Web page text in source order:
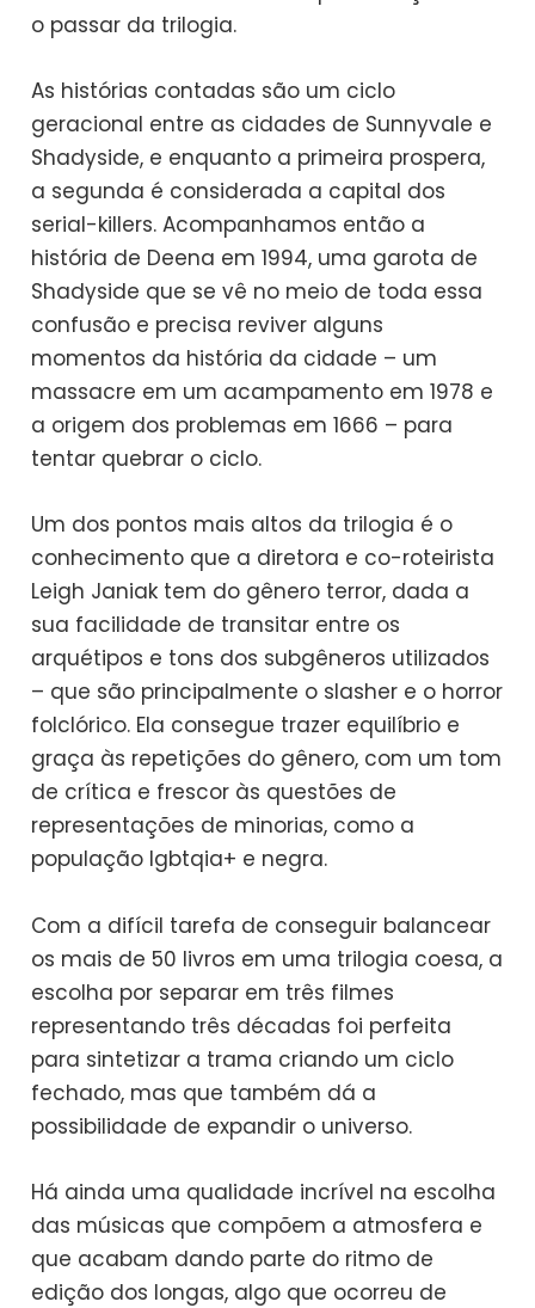
o passar da trilogia.
As histórias contadas são um ciclo
geracional entre as cidades de Sunnyvale e
Shadyside, e enquanto a primeira prospera,
a segunda é considerada a capital dos
serial-killers. Acompanhamos então a
história de Deena em 1994, uma garota de
Shadyside que se vê no meio de toda essa
confusão e precisa reviver alguns
momentos da história da cidade – um
massacre em um acampamento em 1978 e
a origem dos problemas em 1666 – para
tentar quebrar o ciclo.
Um dos pontos mais altos da trilogia é o
conhecimento que a diretora e co-roteirista
Leigh Janiak tem do gênero terror, dada a
sua facilidade de transitar entre os
arquétipos e tons dos subgêneros utilizados
– que são principalmente o slasher e o horror
folclórico. Ela consegue trazer equilíbrio e
graça às repetições do gênero, com um tom
de crítica e frescor às questões de
representações de minorias, como a
população lgbtqia+ e negra.
Com a difícil tarefa de conseguir balancear
os mais de 50 livros em uma trilogia coesa, a
escolha por separar em três filmes
representando três décadas foi perfeita
para sintetizar a trama criando um ciclo
fechado, mas que também dá a
possibilidade de expandir o universo.
Há ainda uma qualidade incrível na escolha
das músicas que compõem a atmosfera e
que acabam dando parte do ritmo de
edição dos longas, algo que ocorreu de